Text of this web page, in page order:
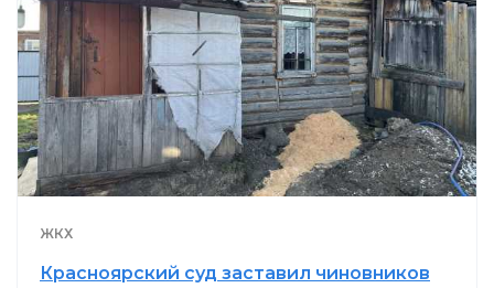
ЖКХ
Красноярский суд заставил чиновников